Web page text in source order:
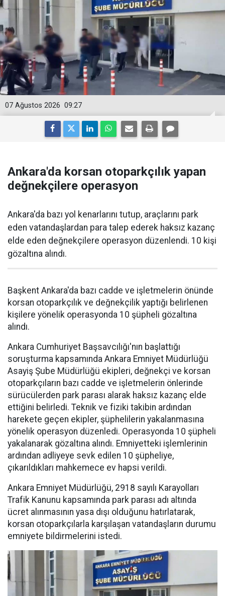
09:27
07 Ağustos 2026
Ankara'da korsan otoparkçılık yapan
değnekçilere operasyon
Ankara'da bazı yol kenarlarını tutup, araçlarını park
eden vatandaşlardan para talep ederek haksız kazanç
elde eden değnekçilere operasyon düzenlendi. 10 kişi
gözaltına alındı.
Başkent Ankara'da bazı cadde ve işletmelerin önünde
korsan otoparkçılık ve değnekçilik yaptığı belirlenen
kişilere yönelik operasyonda 10 şüpheli gözaltına
alındı.
Ankara Cumhuriyet Başsavcılığı'nın başlattığı
soruşturma kapsamında Ankara Emniyet Müdürlüğü
Asayiş Şube Müdürlüğü ekipleri, değnekçi ve korsan
otoparkçıların bazı cadde ve işletmelerin önlerinde
sürücülerden park parası alarak haksız kazanç elde
ettiğini belirledi. Teknik ve fiziki takibin ardından
harekete geçen ekipler, şüphelilerin yakalanmasına
yönelik operasyon düzenledi. Operasyonda 10 şüpheli
yakalanarak gözaltına alındı. Emniyetteki işlemlerinin
ardından adliyeye sevk edilen 10 şüpheliye,
çıkarıldıkları mahkemece ev hapsi verildi.
Ankara Emniyet Müdürlüğü, 2918 sayılı Karayolları
Trafik Kanunu kapsamında park parası adı altında
ücret alınmasının yasa dışı olduğunu hatırlatarak,
korsan otoparkçılarla karşılaşan vatandaşların durumu
emniyete bildirmelerini istedi.